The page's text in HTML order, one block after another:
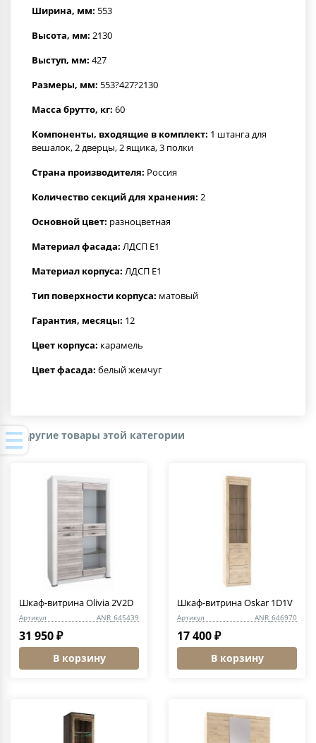
Ширина, мм: 553
Высота, мм: 2130
Выступ, мм: 427
Размеры, мм: 553?427?2130
Масса брутто, кг: 60
Компоненты, входящие в комплект: 1 штанга для
вешалок, 2 дверцы, 2 ящика, 3 полки
Страна производителя: Россия
Количество секций для хранения: 2
Основной цвет: разноцветная
Материал фасада: ЛДСП Е1
Материал корпуса: ЛДСП Е1
Тип поверхности корпуса: матовый
Гарантия, месяцы: 12
Цвет корпуса: карамель
Цвет фасада: белый жемчуг
Другие товары этой категории
Шкаф-витрина Olivia 2V2D
Артикул ANR_645439
31 950 ₽
В корзину
Шкаф-витрина Oskar 1D1V
Артикул ANR_646970
17 400 ₽
В корзину